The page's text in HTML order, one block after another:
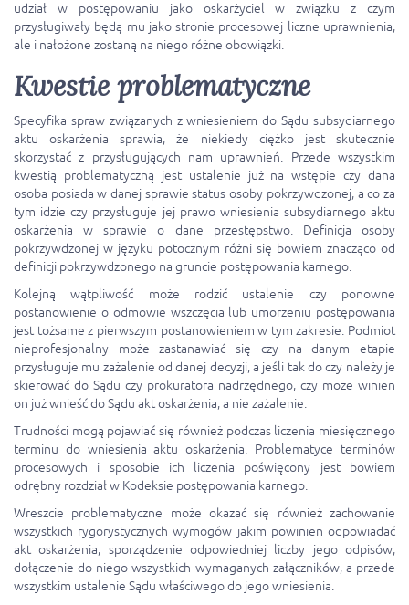
udział w postępowaniu jako oskarżyciel w związku z czym
przysługiwały będą mu jako stronie procesowej liczne uprawnienia,
ale i nałożone zostaną na niego różne obowiązki.
Kwestie problematyczne
Specyfika spraw związanych z wniesieniem do Sądu subsydiarnego
aktu oskarżenia sprawia, że niekiedy ciężko jest skutecznie
skorzystać z przysługujących nam uprawnień. Przede wszystkim
kwestią problematyczną jest ustalenie już na wstępie czy dana
osoba posiada w danej sprawie status osoby pokrzywdzonej, a co za
tym idzie czy przysługuje jej prawo wniesienia subsydiarnego aktu
oskarżenia w sprawie o dane przestępstwo. Definicja osoby
pokrzywdzonej w języku potocznym różni się bowiem znacząco od
definicji pokrzywdzonego na gruncie postępowania karnego.
Kolejną wątpliwość może rodzić ustalenie czy ponowne
postanowienie o odmowie wszczęcia lub umorzeniu postępowania
jest tożsame z pierwszym postanowieniem w tym zakresie. Podmiot
nieprofesjonalny może zastanawiać się czy na danym etapie
przysługuje mu zażalenie od danej decyzji, a jeśli tak do czy należy je
skierować do Sądu czy prokuratora nadrzędnego, czy może winien
on już wnieść do Sądu akt oskarżenia, a nie zażalenie.
Trudności mogą pojawiać się również podczas liczenia miesięcznego
terminu do wniesienia aktu oskarżenia. Problematyce terminów
procesowych i sposobie ich liczenia poświęcony jest bowiem
odrębny rozdział w Kodeksie postępowania karnego.
Wreszcie problematyczne może okazać się również zachowanie
wszystkich rygorystycznych wymogów jakim powinien odpowiadać
akt oskarżenia, sporządzenie odpowiedniej liczby jego odpisów,
dołączenie do niego wszystkich wymaganych załączników, a przede
wszystkim ustalenie Sądu właściwego do jego wniesienia.